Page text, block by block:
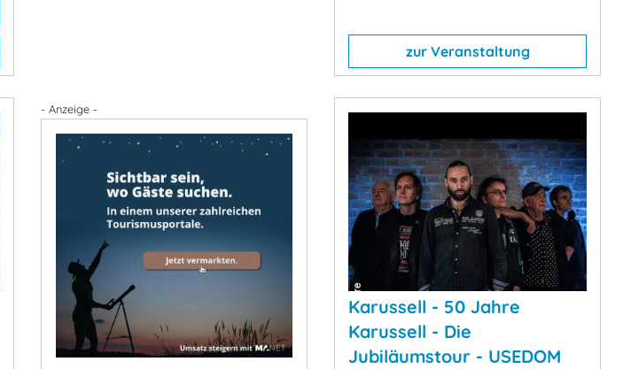
zur Veranstaltung
- Anzeige -
Karussell - 50 Jahre
Karussell - Die
Jubiläumstour - USEDOM